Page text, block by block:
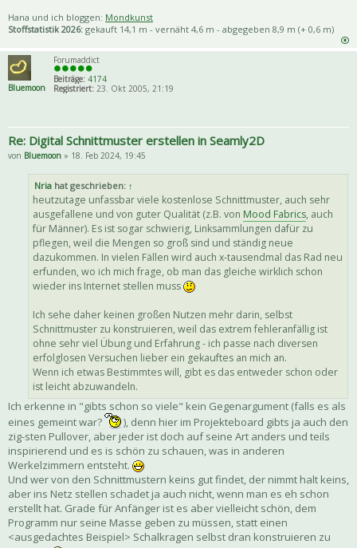
Hana und ich bloggen: Mondkunst
Stoffstatistik 2026: gekauft 14,1 m - vernäht 4,6 m - abgegeben 8,9 m (+ 0,6 m)
Bluemoon
Forumaddict
Beiträge: 4174
Registriert: 23. Okt 2005, 21:19
Re: Digital Schnittmuster erstellen in Seamly2D
von Bluemoon » 18. Feb 2024, 19:45
Nria hat geschrieben: ↑
heutzutage unfassbar viele kostenlose Schnittmuster, auch sehr
ausgefallene und von guter Qualität (z.B. von Mood Fabrics, auch
für Männer). Es ist sogar schwierig, Linksammlungen dafür zu
pflegen, weil die Mengen so groß sind und ständig neue
dazukommen. In vielen Fällen wird auch x-tausendmal das Rad neu
erfunden, wo ich mich frage, ob man das gleiche wirklich schon
wieder ins Internet stellen muss
Ich sehe daher keinen großen Nutzen mehr darin, selbst
Schnittmuster zu konstruieren, weil das extrem fehleranfällig ist
ohne sehr viel Übung und Erfahrung - ich passe nach diversen
erfolglosen Versuchen lieber ein gekauftes an mich an.
Wenn ich etwas Bestimmtes will, gibt es das entweder schon oder
ist leicht abzuwandeln.
Ich erkenne in "gibts schon so viele" kein Gegenargument (falls es als
eines gemeint war?
), denn hier im Projekteboard gibts ja auch den
zig-sten Pullover, aber jeder ist doch auf seine Art anders und teils
inspirierend und es is schön zu schauen, was in anderen
Werkelzimmern entsteht.
Und wer von den Schnittmustern keins gut findet, der nimmt halt keins,
aber ins Netz stellen schadet ja auch nicht, wenn man es eh schon
erstellt hat. Grade für Anfänger ist es aber vielleicht schön, dem
Programm nur seine Masse geben zu müssen, statt einen
<ausgedachtes Beispiel> Schalkragen selbst dran konstruieren zu